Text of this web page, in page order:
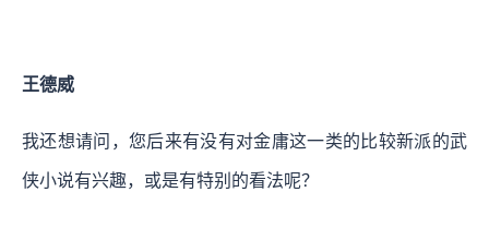
王德威
我还想请问，您后来有没有对金庸这一类的比较新派的武
侠小说有兴趣，或是有特别的看法呢？